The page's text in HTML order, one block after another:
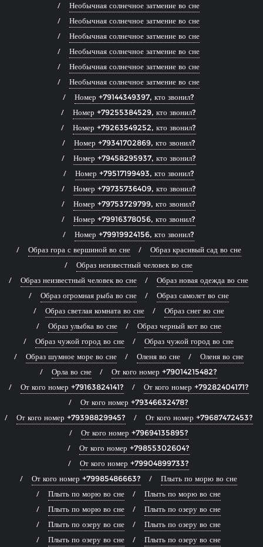
Необычная солнечное затмение во сне
Необычная солнечное затмение во сне
Необычная солнечное затмение во сне
Необычная солнечное затмение во сне
Необычная солнечное затмение во сне
Необычная солнечное затмение во сне
Номер +79144349397, кто звонил?
Номер +79255384529, кто звонил?
Номер +79263549252, кто звонил?
Номер +79341702869, кто звонил?
Номер +79458295937, кто звонил?
Номер +79517199493, кто звонил?
Номер +79735736409, кто звонил?
Номер +79753729799, кто звонил?
Номер +79916378056, кто звонил?
Номер +79919924156, кто звонил?
Образ гора с вершиной во сне
Образ красивый сад во сне
Образ неизвестный человек во сне
Образ неизвестный человек во сне
Образ новая одежда во сне
Образ огромная рыба во сне
Образ самолет во сне
Образ светлая комната во сне
Образ снег во сне
Образ улыбка во сне
Образ черный кот во сне
Образ чужой город во сне
Образ чужой город во сне
Образ шумное море во сне
Оленя во сне
Оленя во сне
Орла во сне
От кого номер +79014215482?
От кого номер +79163824141?
От кого номер +79282404171?
От кого номер +79346632478?
От кого номер +79398829945?
От кого номер +79687472453?
От кого номер +79694135895?
От кого номер +79855302604?
От кого номер +79904899733?
От кого номер +79985486663?
Плыть по морю во сне
Плыть по морю во сне
Плыть по морю во сне
Плыть по морю во сне
Плыть по озеру во сне
Плыть по озеру во сне
Плыть по озеру во сне
Плыть по озеру во сне
Плыть по озеру во сне